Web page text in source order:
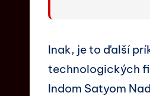
Inak, je to ďalší
technologických
Indom Satyom